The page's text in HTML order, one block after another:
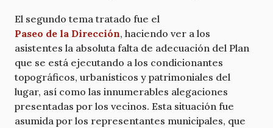
El segundo tema tratado fue el
Paseo de la Dirección, haciendo ver a los
asistentes la absoluta falta de adecuación del Plan
que se está ejecutando a los condicionantes
topográficos, urbanísticos y patrimoniales del
lugar, así como las innumerables alegaciones
presentadas por los vecinos. Esta situación fue
asumida por los representantes municipales, que